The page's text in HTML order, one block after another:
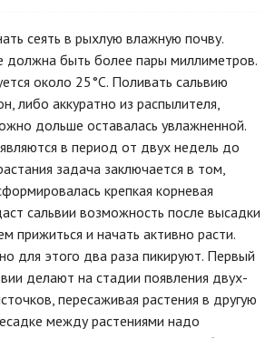
сеять в рыхлую влажную почву.
должна быть более пары миллиметров.
около 25°С. Поливать сальвию
либо аккуратно из распылителя,
дольше оставалась увлажненной.
в период от двух недель до
задача заключается в том,
крепкая корневая
сальвии возможность после высадки
прижиться и начать активно расти.
для этого два раза пикируют. Первый
делают на стадии появления двух-
пересаживая растения в другую
между растениями надо